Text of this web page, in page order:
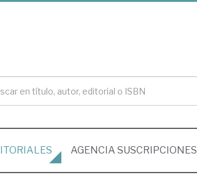
AGENCIA SUSCRIPCIONES